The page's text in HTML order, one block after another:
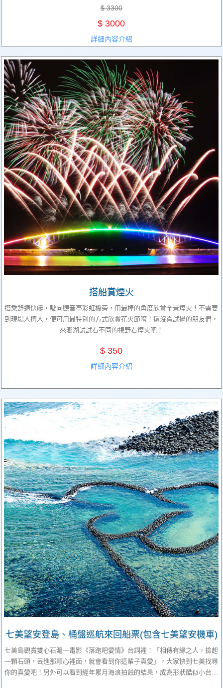
$ 3300
$ 3000
詳細內容介紹
搭船賞煙火
搭乘舒適快艇，駛向觀音亭彩虹橋旁，用最棒的角度欣賞全景煙火！不需要
到現場人擠人，便可用最特別的方式欣賞花火節唷！還沒嘗試過的朋友們，
來澎湖試試看不同的視野看煙火吧！
$ 350
詳細內容介紹
七美望安登島、桶盤巡航來回船票(包含七美望安機車)
七美島觀賞雙心石滬—電影《落跑吧愛情》台詞裡：「相傳有緣之人，撿起
一顆石頭，丟進那顆心裡面，就會看到你這輩子真愛」，大家快到七美找尋
你的真愛吧！另外可以看到經年累月海浪拍蝕的結果，成為形狀酷似小台灣